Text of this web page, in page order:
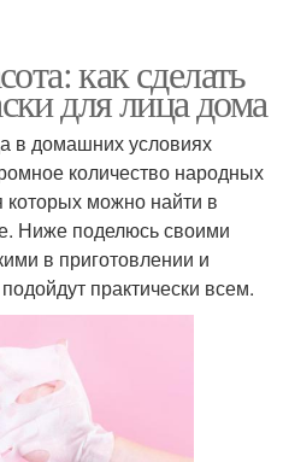
как сделать
для лица дома
в домашних условиях
количество народных
которых можно найти в
Ниже поделюсь своими
в приготовлении и
практически всем.